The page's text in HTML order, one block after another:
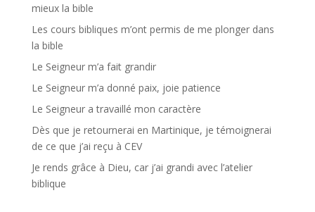
mieux la bible
Les cours bibliques m’ont permis de me plonger dans
la bible
Le Seigneur m’a fait grandir
Le Seigneur m’a donné paix, joie patience
Le Seigneur a travaillé mon caractère
Dès que je retournerai en Martinique, je témoignerai
de ce que j’ai reçu à CEV
Je rends grâce à Dieu, car j’ai grandi avec l’atelier
biblique